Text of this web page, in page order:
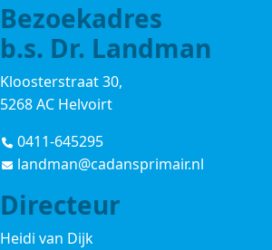
Bezoekadres
b.s. Dr. Landman
Kloosterstraat 30,
5268 AC Helvoirt
0411-645295
landman@cadansprimair.nl
Directeur
Heidi van Dijk